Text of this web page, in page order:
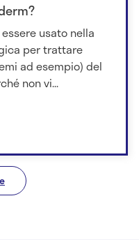
usato nella
per trattare
ad esempio) del
non vi...